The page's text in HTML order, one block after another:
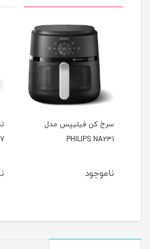
سرخ کن فیلیپس مدل
PHILIPS NA231
ناموجود